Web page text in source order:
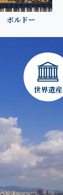
ボルドー
世界遺産